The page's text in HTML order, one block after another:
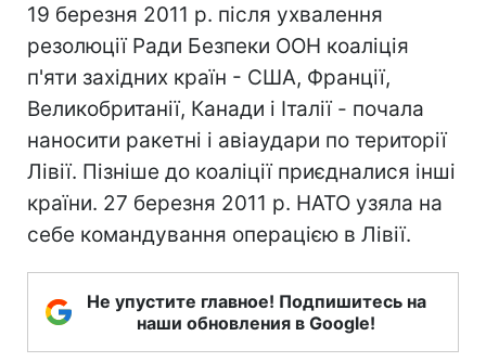
19 березня 2011 р. після ухвалення
резолюції Ради Безпеки ООН коаліція
п'яти західних країн - США, Франції,
Великобританії, Канади і Італії - почала
наносити ракетні і авіаудари по території
Лівії. Пізніше до коаліції приєдналися інші
країни. 27 березня 2011 р. НАТО узяла на
себе командування операцією в Лівії.
Не упустите главное! Подпишитесь на
наши обновления в Google!